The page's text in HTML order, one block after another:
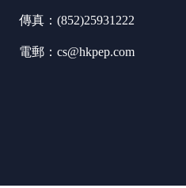
傳真：(852)25931222
電郵：cs@hkpep.com